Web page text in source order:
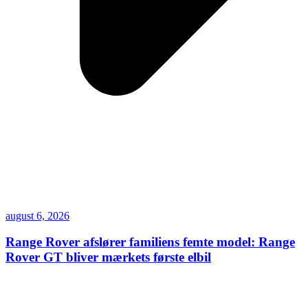
august 6, 2026
Range Rover afslører familiens femte model: Range
Rover GT bliver mærkets første elbil